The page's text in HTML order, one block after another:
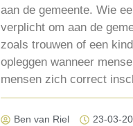
aan de gemeente. Wie
verplicht om aan de
zoals trouwen of een
opleggen wanneer
mensen zich correct
Ben van Riel 23-03-